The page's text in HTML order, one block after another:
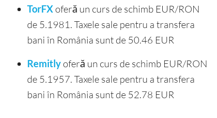
TorFX oferă un curs de schimb EUR/RON
de 5.1981. Taxele sale pentru a transfera
bani în România sunt de 50.46 EUR
Remitly oferă un curs de schimb EUR/RON
de 5.1957. Taxele sale pentru a transfera
bani în România sunt de 52.78 EUR